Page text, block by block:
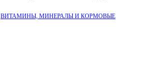
ВИТАМИНЫ, МИНЕРАЛЫ И КОРМОВЫЕ